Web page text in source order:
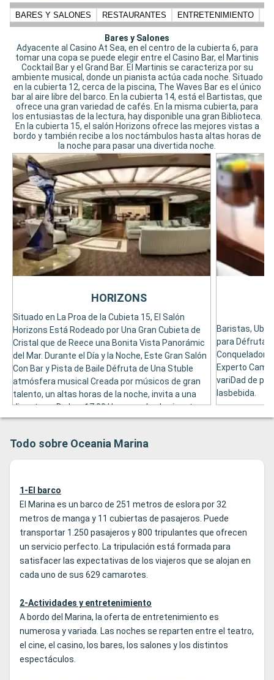
BARES Y SALONES RESTAURANTES ENTRETENIMIENTO
Bares y Salones
Adyacente al Casino At Sea, en el centro de la cubierta 6, para
tomar una copa se puede elegir entre el Casino Bar, el Martinis
Cocktail Bar y el Grand Bar. El Martinis se caracteriza por su
ambiente musical, donde un pianista actúa cada noche. Situado
en la cubierta 12, cerca de la piscina, The Waves Bar es el único
bar al aire libre del barco. En la cubierta 14, está el Bartistas, que
ofrece una gran variedad de cafés. En la misma cubierta, para
los entusiastas de la lectura, hay disponible una gran Biblioteca.
En la cubierta 15, el salón Horizons ofrece las mejores vistas a
bordo y también recibe a los noctámbulos hasta altas horas de
la noche para pasar una divertida noche.
Situado en La Proa de la Cubieta 15, El Salón
Horizons Está Rodeado por Una Gran Cubieta de
Cristal que de Reece una Bonita Vista Panorámic
del Mar. Durante el Día y la Noche, Este Gran Salón
Con Bar y Pista de Baile Défruta de Una Stuble
atmósfera musical Creada por músicos de gran
talento, un altas horas de la noche, invita a una
discoteca. De Las 17.00 Horas, en los horizontes
está Desarrolla El Té de la Tarde.
HORIZONS
Baristas,
para Défrutar
Conquelador
Experto
variDad de
lasbebida.
Todo sobre Oceania Marina
1-El barco
El Marina es un barco de 251 metros de eslora por 32
metros de manga y 11 cubiertas de pasajeros. Puede
transportar 1.250 pasajeros y 800 tripulantes que ofrecen
un servicio perfecto. La tripulación está formada para
satisfacer las expectativas de los viajeros que se alojan en
cada uno de sus 629 camarotes.
2-Actividades y entretenimiento
A bordo del Marina, la oferta de entretenimiento es
numerosa y variada. Las noches se reparten entre el teatro,
el cine, el casino, los bares, los salones y los distintos
espectáculos.